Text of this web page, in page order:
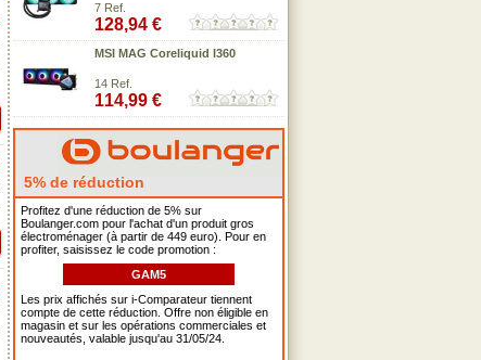
7 Ref.
128,94 €
MSI MAG Coreliquid I360
14 Ref.
114,99 €
5% de réduction
Profitez d'une réduction de 5% sur
Boulanger.com pour l'achat d'un produit gros
électroménager (à partir de 449 euro). Pour en
profiter, saisissez le code promotion :
GAM5
Les prix affichés sur i-Comparateur tiennent
compte de cette réduction. Offre non éligible en
magasin et sur les opérations commerciales et
nouveautés, valable jusqu'au 31/05/24.